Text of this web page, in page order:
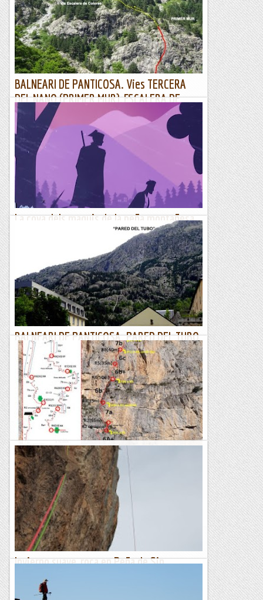
cridava l'atenció al llarg serrat de cingles que dominen la vall,
verdes valls i blancs cingles em recordava molt a...
Muntanyes i paisatges
BALNEARI DE PANTICOSA. Vies TERCERA
DEL NANO (PRIMER MUR), ESCALERA DE
COLORES (SEGON MUR).
30/07/20. Tercer dia per Osca, avui fem una activitat de
descans actiu al Balneari de Panticosa què s’ha convertit en
un Parc temàtic d’escalada. Escollim dues vies de bon...
Joan asín
La cova dels maquis de la peña montañesa
Llegeixo als diaris que s'ha trobat l'amagatall dels guerrillers a
la Peña Montañesa. Ondia que fort, en el llibre de LA
AGRUPACIÓN GUERRILLERA DEL ALTO ARAGON (1939 - 49)
de...
Excursions del Joan Ramon
BALNEARI DE PANTICOSA. PARED DEL TUBO.
Via PA TI ES LA VIA.
15/07/20. Darrer dia de la mini escapada al Pirineu Aragonés,
avui toca una visita al Balneari de Panticosa, on farem un
altre via del “Sendero Límite” aquest cop a la...
Joan asín
U-O no tinc por. Peña de Sin
No és una més.Podria ser la clàssica, homogènia en sisè i dos
trams curts de setè grau que poden trampejar-se.Bona
pedra, bona línea, i molt de gust en l'apertura.El...
Ganxets
Invierno suave, roca en Peña de Sin
Aprovechando temperaturas inusualmente suaves para la
fecha (quizás debamo acostumbrarnos...) volvemos a